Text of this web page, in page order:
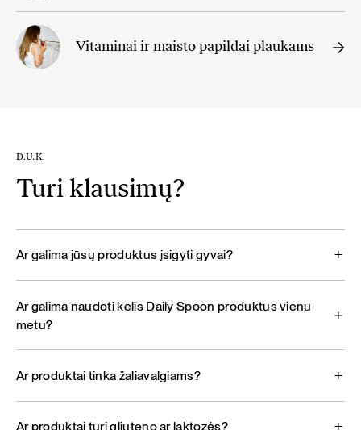
Vitaminai ir maisto papildai plaukams
D.U.K.
Turi klausimų?
Ar galima jūsų produktus įsigyti gyvai?
Ar galima naudoti kelis Daily Spoon produktus vienu
metu?
Ar produktai tinka žaliavalgiams?
Ar produktai turi gliuteno ar laktozės?